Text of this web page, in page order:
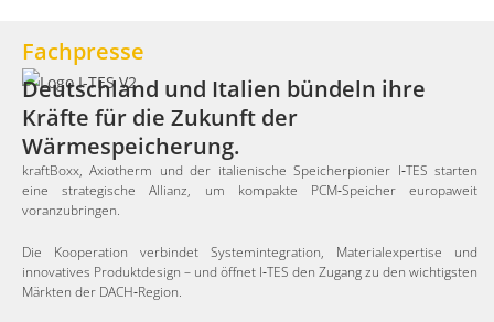
Fachpresse
Deutschland und Italien bündeln ihre
Kräfte für die Zukunft der
Wärmespeicherung.
kraftBoxx, Axiotherm und der italienische Speicherpionier I‑TES starten
eine strategische Allianz, um kompakte PCM‑Speicher europaweit
voranzubringen.
Die Kooperation verbindet Systemintegration, Materialexpertise und
innovatives Produktdesign – und öffnet I‑TES den Zugang zu den wichtigsten
Märkten der DACH‑Region.